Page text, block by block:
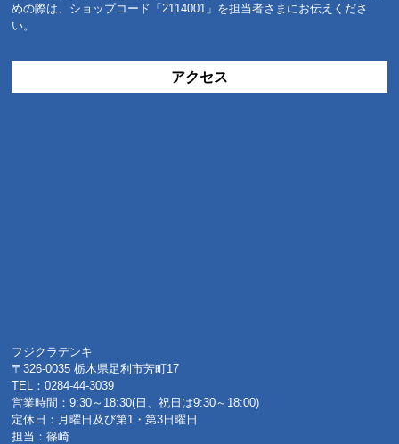
めの際は、ショップコード「2114001」を担当者さまにお伝えくださ
い。
アクセス
フジクラデンキ
〒326-0035 栃木県足利市芳町17
TEL：0284-44-3039
営業時間：9:30～18:30(日、祝日は9:30～18:00)
定休日：月曜日及び第1・第3日曜日
担当：篠崎